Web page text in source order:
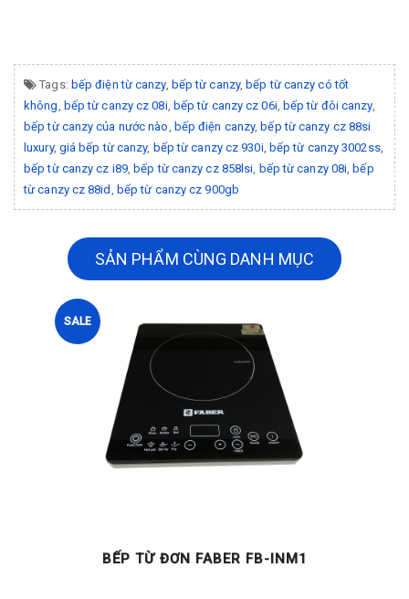
Tags: bếp điện từ canzy, bếp từ canzy, bếp từ canzy có tốt
không, bếp từ canzy cz 08i, bếp từ canzy cz 06i, bếp từ đôi canzy,
bếp từ canzy của nước nào, bếp điện canzy, bếp từ canzy cz 88si
luxury, giá bếp từ canzy, bếp từ canzy cz 930i, bếp từ canzy 3002ss,
bếp từ canzy cz i89, bếp từ canzy cz 858lsi, bếp từ canzy 08i, bếp
từ canzy cz 88id , bếp từ canzy cz 900gb
SẢN PHẨM CÙNG DANH MỤC
SALE
BẾP TỪ ĐƠN FABER FB-INM1